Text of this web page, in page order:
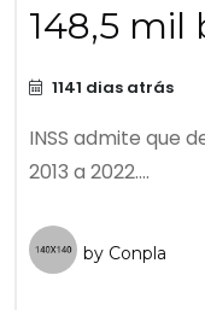
148,5 mil
1141 dias atrás
INSS admite que
2013 a 2022....
by Conpla